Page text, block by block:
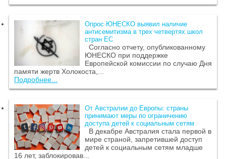
Опрос ЮНЕСКО выявил наличие
антисемитизма в трех четвертях школ
стран ЕС
Согласно отчету, опубликованному
ЮНЕСКО при поддержке
Европейской комиссии по случаю Дня
памяти жертв Холокоста,...
Подробнее...
От Австралии до Европы: страны
принимают меры по ограничению
доступа детей к социальным сетям
В декабре Австралия стала первой в
мире страной, запретившей доступ
детей к социальным сетям младше
16 лет, заблокировав...